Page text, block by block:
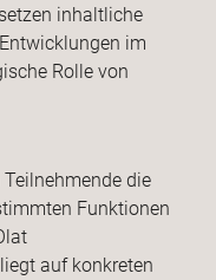
inhaltliche
im
Rolle von
die
Funktionen
auf konkreten